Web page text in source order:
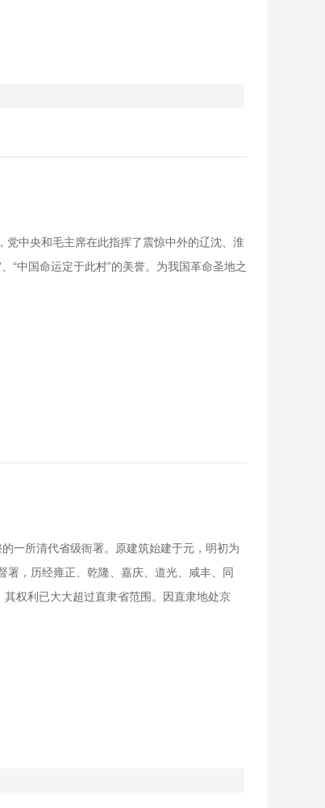
中央和毛主席在此指挥了震惊中外的辽沈、淮
“中国命运定于此村”的美誉。为我国革命圣地之
一所清代省级衙署。原建筑始建于元，明初为
，历经雍正、乾隆、嘉庆、道光、咸丰、同
权利已大大超过直隶省范围。因直隶地处京